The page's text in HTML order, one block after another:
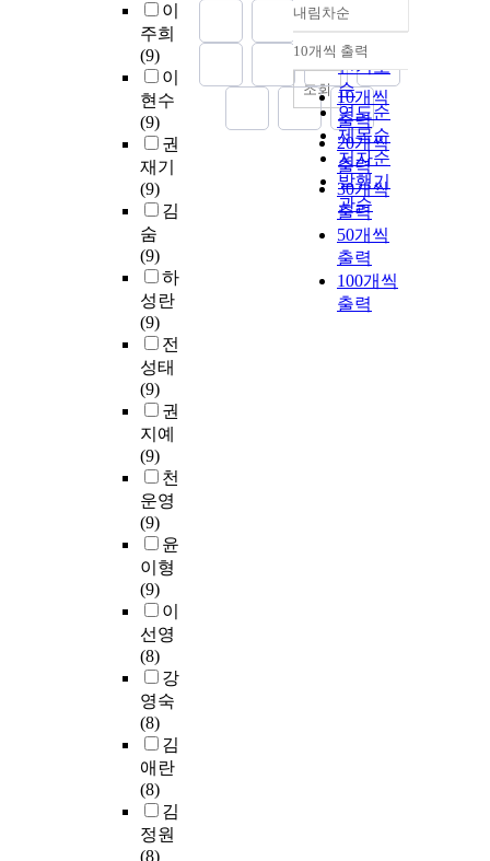
이
주희
(9)
이
현수
(9)
권
재기
(9)
김
숨
(9)
하
성란
(9)
전
성태
(9)
권
지예
(9)
천
운영
(9)
윤
이형
(9)
이
선영
(8)
강
영숙
(8)
김
애란
(8)
김
정원
(8)
정확도
순
인기도
순
연도순
제목순
저자순
발행기
관순
내림차순
내림차순
10개씩 출력
10개씩
출력
20개씩
출력
30개씩
출력
50개씩
출력
100개씩
출력
조회